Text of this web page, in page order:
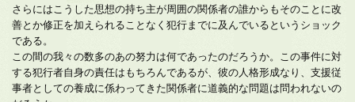
さらにはこうした思想の持ち主が周囲の関係者の誰からもそのことに改
善とか修正を加えられることなく犯行までに及んでいるというショック
である。
この間の我々の数多のあの努力は何であったのだろうか。この事件に対
する犯行者自身の責任はもちろんであるが、彼の人格形成なり、支援従
事者としての養成に係わってきた関係者に道義的な問題は問われないの